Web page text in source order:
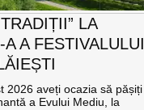
LA
A FESTIVALULUI
2026 aveți ocazia să pășiți
a Evului Mediu, la